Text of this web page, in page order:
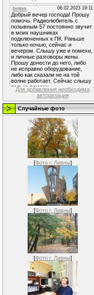
Для добавления необходима
авторизация
Случайные фото
[Фото г. Ливны]
[Фото г. Ливны]
[Фото г. Ливны]